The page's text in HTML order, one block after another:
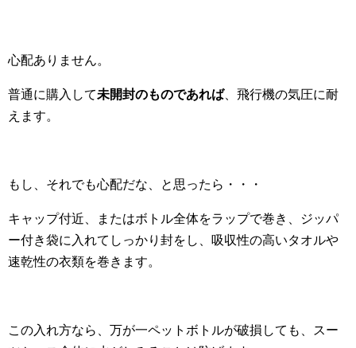
心配ありません。
普通に購入して未開封のものであれば、飛行機の気圧に耐
えます。
もし、それでも心配だな、と思ったら・・・
キャップ付近、またはボトル全体をラップで巻き、ジッパ
ー付き袋に入れてしっかり封をし、吸収性の高いタオルや
速乾性の衣類を巻きます。
この入れ方なら、万が一ペットボトルが破損しても、スー